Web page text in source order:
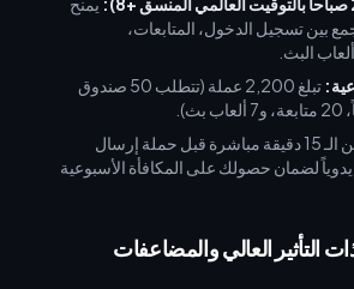
بين تسجيل الدخول، المتابعات،
البث.
تبلغ 2,200 عملة (تتطلب 50 صندوق
نفذ روتين الـ 15 دقيقة مباشرة قبل حملة إرسال
يدوياً لضمان حصولك على المكافأة الأسبوعية
التأثير العالي والمضاعفات